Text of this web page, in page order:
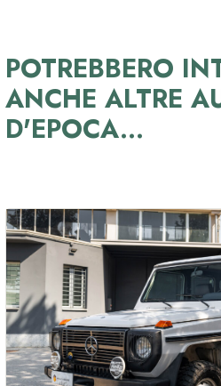
POTREBBERO
ANCHE ALTRE
D'EPOCA...